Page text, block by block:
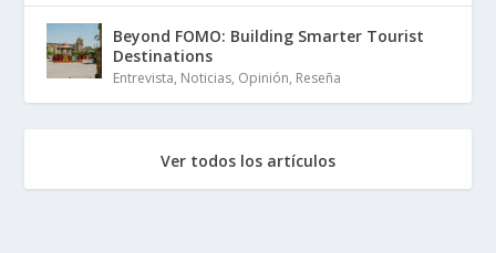
Beyond FOMO: Building Smarter Tourist
Destinations
Entrevista, Noticias, Opinión, Reseña
Ver todos los artículos